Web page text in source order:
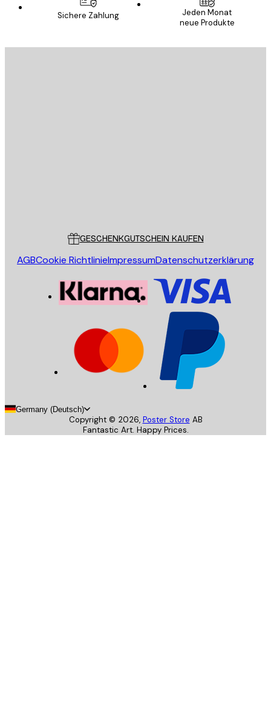
Sichere Zahlung
Jeden Monat
neue Produkte
GESCHENKGUTSCHEIN KAUFEN
AGBCookie RichtlinieImpressumDatenschutzerklärung
Germany (Deutsch)
Copyright © 2026, Poster Store AB
Fantastic Art. Happy Prices.